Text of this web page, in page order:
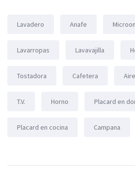
Lavadero Anafe
Lavarropas Lavavajilla
Tostadora Cafetera
T.V. Horno Placard en
Placard en cocina Campana